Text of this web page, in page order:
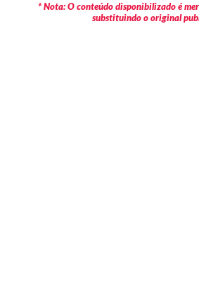
* Nota: O conteúdo disponibilizado é
substituindo o original